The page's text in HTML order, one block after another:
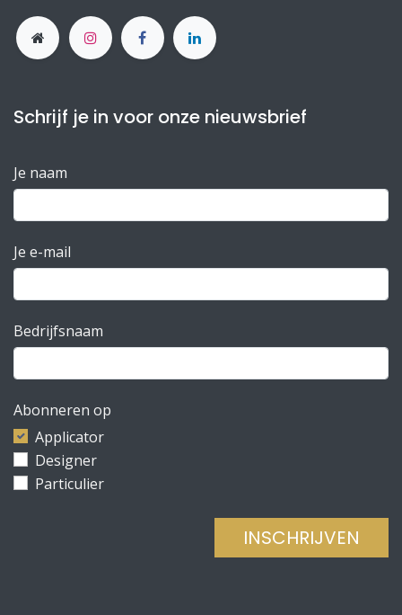
Schrijf je in voor onze nieuwsbrief
Je naam
Je e-mail
Bedrijfsnaam
Abonneren op
Applicator
Designer
Particulier
INSCHRIJVEN